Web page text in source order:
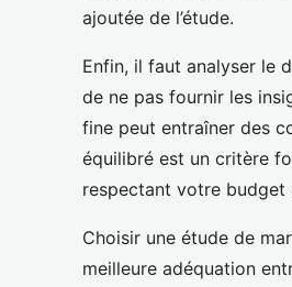
ajoutée de l’étude.
Enfin, il faut analyser le
de ne pas fournir les
fine peut entraîner des
équilibré est un critère
respectant votre budget
Choisir une étude de
meilleure adéquation